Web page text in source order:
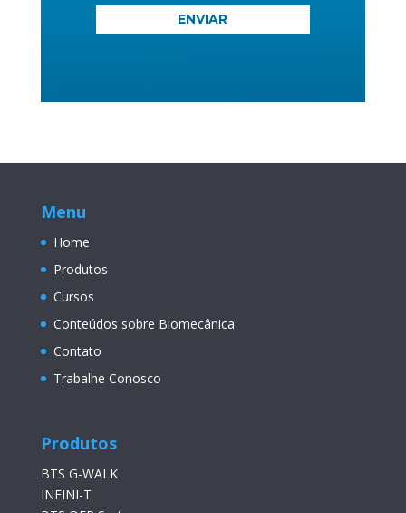
ENVIAR
Menu
Home
Produtos
Cursos
Conteúdos sobre Biomecânica
Contato
Trabalhe Conosco
Produtos
BTS G-WALK
INFINI-T